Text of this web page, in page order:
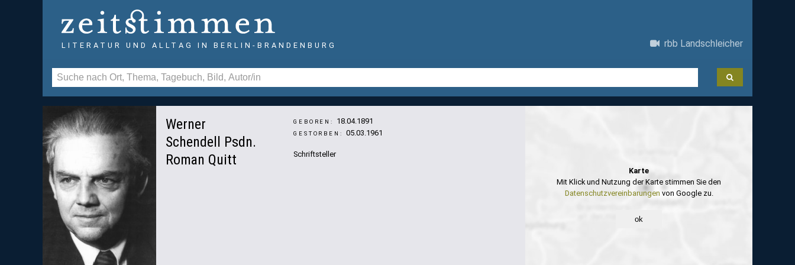
LITERATUR UND ALLTAG IN BERLIN-BRANDENBURG rbb Landschleicher
Werner
Schendell Psdn.
Roman Quitt
GEBOREN: 18.04.1891
GESTORBEN: 05.03.1961
Schriftsteller
Karte
Mit Klick und Nutzung der Karte stimmen Sie den
Datenschutzvereinbarungen von Google zu.
ok